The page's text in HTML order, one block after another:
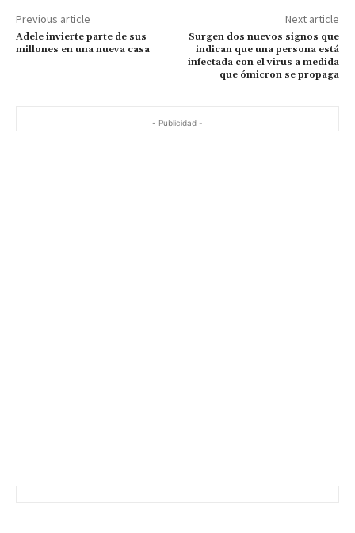
Previous article
Adele invierte parte de sus
millones en una nueva casa
Next article
Surgen dos nuevos signos que
indican que una persona está
infectada con el virus a medida
que ómicron se propaga
- Publicidad -